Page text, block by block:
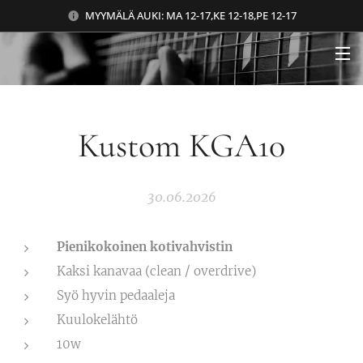
MYYMÄLÄ AUKI: MA 12-17,KE 12-18,PE 12-17
Kustom KGA10
30.06.2026
Pienikokoinen kotivahvistin
Kaksi kanavaa (clean / overdrive)
Syö hyvin pedaaleja
Kuulokelähtö
10w